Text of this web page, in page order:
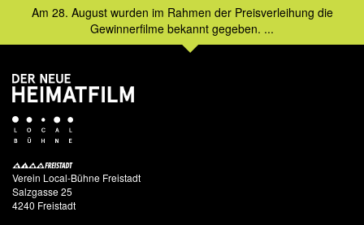
Am 28. August wurden im Rahmen der Preisverleihung die
Gewinnerfilme bekannt gegeben. ...
Verein Local-Bühne Freistadt
Salzgasse 25
4240 Freistadt